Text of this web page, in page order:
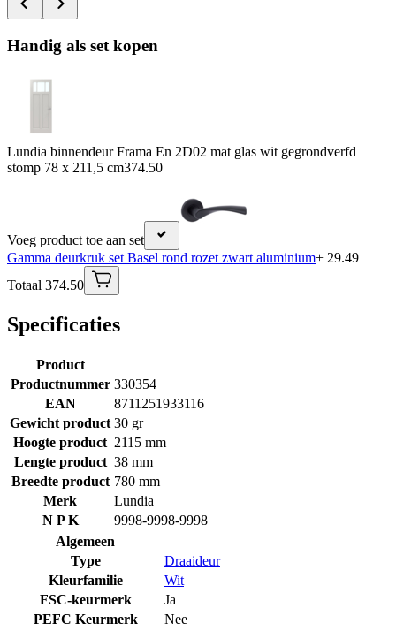
Handig als set kopen
Lundia binnendeur Frama En 2D02 mat glas wit gegrondverfd
stomp 78 x 211,5 cm374.50
Voeg product toe aan set
Gamma deurkruk set Basel rond rozet zwart aluminium+ 29.49
Totaal 374.50
Specificaties
Product
Productnummer 330354
EAN
8711251933116
Gewicht product 30 gr
Hoogte product 2115 mm
Lengte product 38 mm
Breedte product 780 mm
Merk
Lundia
N P K
9998-9998-9998
Algemeen
Type
Draaideur
Kleurfamilie
Wit
FSC-keurmerk
Ja
PEFC Keurmerk
Nee